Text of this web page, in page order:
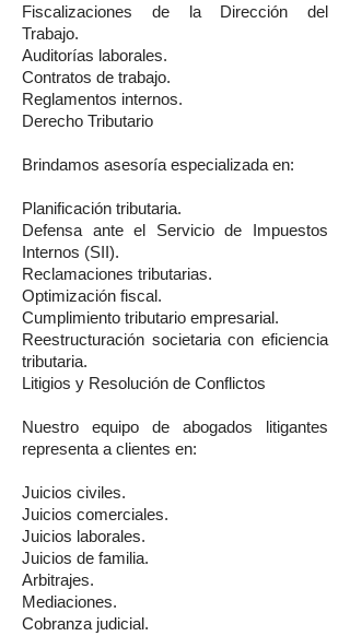
Fiscalizaciones de la Dirección del
Trabajo.
Auditorías laborales.
Contratos de trabajo.
Reglamentos internos.
Derecho Tributario
Brindamos asesoría especializada en:
Planificación tributaria.
Defensa ante el Servicio de Impuestos
Internos (SII).
Reclamaciones tributarias.
Optimización fiscal.
Cumplimiento tributario empresarial.
Reestructuración societaria con eficiencia
tributaria.
Litigios y Resolución de Conflictos
Nuestro equipo de abogados litigantes
representa a clientes en:
Juicios civiles.
Juicios comerciales.
Juicios laborales.
Juicios de familia.
Arbitrajes.
Mediaciones.
Cobranza judicial.